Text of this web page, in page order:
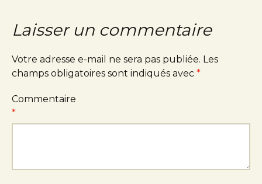
Laisser un commentaire
Votre adresse e-mail ne sera pas publiée. Les
champs obligatoires sont indiqués avec *
Commentaire
*